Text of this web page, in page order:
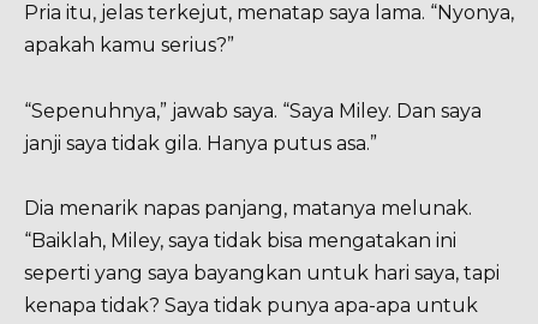
Pria itu, jelas terkejut, menatap saya lama. “Nyonya,
apakah kamu serius?”
“Sepenuhnya,” jawab saya. “Saya Miley. Dan saya
janji saya tidak gila. Hanya putus asa.”
Dia menarik napas panjang, matanya melunak.
“Baiklah, Miley, saya tidak bisa mengatakan ini
seperti yang saya bayangkan untuk hari saya, tapi
kenapa tidak? Saya tidak punya apa-apa untuk